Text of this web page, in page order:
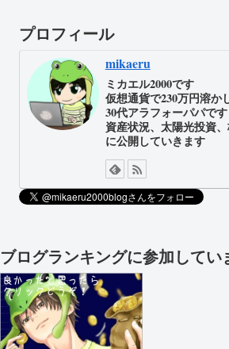
プロフィール
mikaeru
ミカエル2000です
仮想通貨で230万円溶か
30代アラフォーパパです
資産状況、太陽光投資
に公開していきます
ブログランキングに参加してい